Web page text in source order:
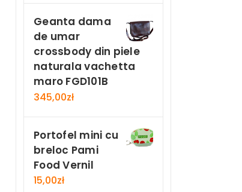
Geanta dama
de umar
crossbody din piele
naturala vachetta
maro FGD101B
345,00zł
Portofel mini cu
breloc Pami
Food Vernil
15,00zł